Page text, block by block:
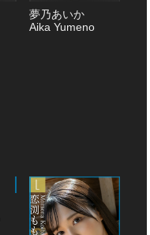
夢乃あいか
Aika Yumeno